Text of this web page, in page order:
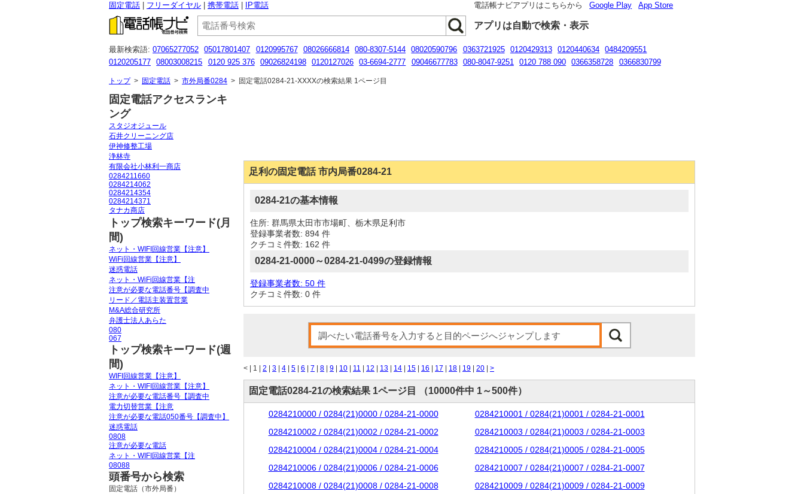
固定電話 フリーダイヤル 携帯電話 IP電話 電話帳ナビアプリはこちらから Google Play App Store
アプリは自動で検索・表示
最新検索語: 07065277052 05017801407 0120995767 08026666814 080-8307-5144 08020590796 0363721925 0120429313 0120440634
0484209551
0120205177
08003008215 0120 925 376 09026824198 0120127026 03-6694-2777 09046677783 080-8047-9251 0120 788 090 0366358728
0366830799
トップ> 固定電話 > 市外局番0284 > 固定電話0284-21-XXXXの検索結果 1ページ目
足利の固定電話 市内局番0284-21
0284-21の基本情報
住所: 群馬県太田市市場町、栃木県足利市
登録事業者数: 894 件
クチコミ件数: 162 件
0284-21-0000～0284-21-0499の登録情報
登録事業者数: 50 件
クチコミ件数: 0 件
< 1 | 2 3 4 5 6 7 8 9 10 11 12 13 14 15 16 17 18 19 20 >
固定電話0284-21の検索結果 1ページ目 （10000件中 1～500件）
0284210000 / 0284(21)0000 / 0284-21-0000
0284210001 / 0284(21)0001 / 0284-21-0001
0284210002 / 0284(21)0002 / 0284-21-0002
0284210003 / 0284(21)0003 / 0284-21-0003
0284210004 / 0284(21)0004 / 0284-21-0004
0284210005 / 0284(21)0005 / 0284-21-0005
0284210006 / 0284(21)0006 / 0284-21-0006
0284210007 / 0284(21)0007 / 0284-21-0007
0284210008 / 0284(21)0008 / 0284-21-0008
0284210009 / 0284(21)0009 / 0284-21-0009
固定電話アクセスランキ
ング
スタジオジュール
石井クリーニング店
伊神修整工場
浄林寺
有限会社小林利一商店
0284211660
0284214062
0284214354
0284214371
タナカ商店
トップ検索キーワード(月
間)
ネット・WIFI回線営業【注意】
WiFi回線営業【注意】
迷惑電話
ネット・WiFi回線営業【注
注意が必要な電話番号【調査中
リード／電話主装置営業
M&A総合研究所
弁護士法人あらた
080
067
トップ検索キーワード(週
間)
WIFI回線営業【注意】
ネット・WIFI回線営業【注意】
注意が必要な電話番号【調査中
電力切替営業【注意
注意が必要な電話050番号【調査中】
迷惑電話
0808
注意が必要な電話
ネット・WIFI回線営業【注
08088
頭番号から検索
固定電話（市外局番）